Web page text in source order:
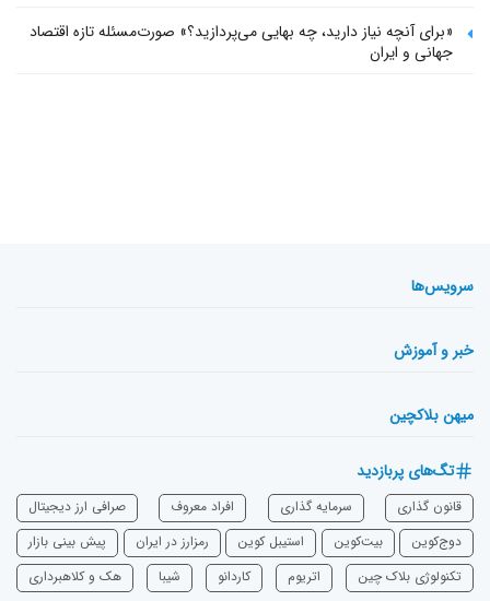
«برای آنچه نیاز دارید، چه بهایی می‌پردازید؟» صورت‌مسئله تازه اقتصاد
جهانی و ایران
سرویس‌ها
خبر و آموزش
میهن بلاکچین
تگ‌های پربازدید
قانون گذاری سرمایه‌ گذاری افراد معروف
صرافی ارز دیجیتال
دوج‌کوین
بیت‌کوین استیبل کوین رمزارز در ایران
پیش بینی بازار
تکنولوژی بلاک چین
اتریوم ‌کاردانو شیبا هک و کلاهبرداری